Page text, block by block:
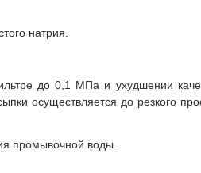
натрия.
до 0,1 МПа и ухудшении
осуществляется до резкого
промывочной воды.